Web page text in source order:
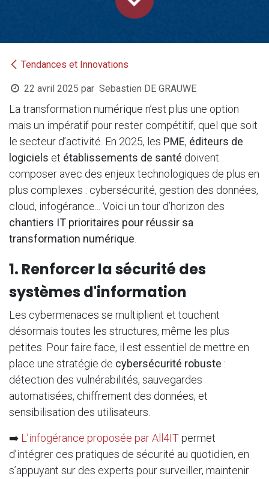
Tendances et Innovations
22 avril 2025 par Sebastien DE GRAUWE
La transformation numérique n’est plus une option
mais un impératif pour rester compétitif, quel que soit
le secteur d’activité. En 2025, les PME, éditeurs de
logiciels et établissements de santé doivent
composer avec des enjeux technologiques de plus en
plus complexes : cybersécurité, gestion des données,
cloud, infogérance... Voici un tour d’horizon des
chantiers IT prioritaires pour réussir sa
transformation numérique
1. Renforcer la sécurité des
systèmes d'information
Les cybermenaces se multiplient et touchent
désormais toutes les structures, même les plus
petites. Pour faire face, il est essentiel de mettre en
place une stratégie de cybersécurité robuste :
détection des vulnérabilités, sauvegardes
automatisées, chiffrement des données, et
sensibilisation des utilisateurs.
➡️ L’infogérance proposée par All4ITpermet
d’intégrer ces pratiques de sécurité au quotidien, en
s’appuyant sur des experts pour surveiller, maintenir